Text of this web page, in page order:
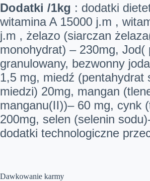
Dodatki /1kg : dodatki
witamina A 15000 j.m ,
j.m , żelazo (siarczan
monohydrat) – 230mg, Jod(
granulowany, bezwonny
1,5 mg, miedź (pentahydrat
miedzi) 20mg, mangan
manganu(II))– 60 mg, cynk
200mg, selen (selenin
dodatki technologiczne
Dawkowanie karmy